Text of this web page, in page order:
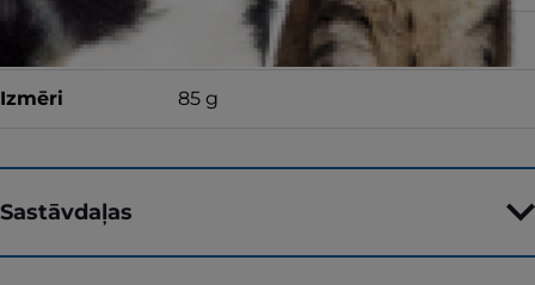
Izmēri 85 g
Sastāvdaļas